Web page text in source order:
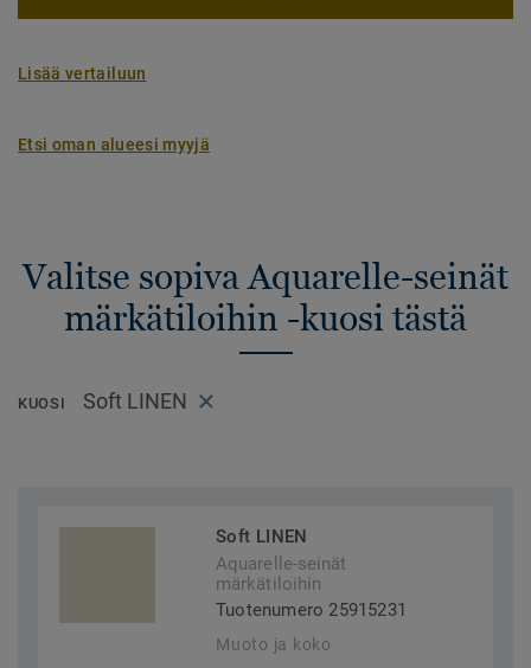
Lisää vertailuun
Etsi oman alueesi myyjä
Valitse sopiva Aquarelle-seinät
märkätiloihin -kuosi tästä
KUOSI Soft LINEN
Soft LINEN
Aquarelle-seinät
märkätiloihin
Tuotenumero 25915231
Muoto ja koko